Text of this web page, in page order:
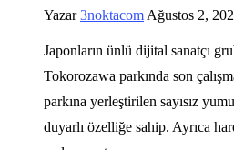
Yazar3noktacom Ağustos 2,
Japonların ünlü dijital sanatçı
Tokorozawa parkında son
parkına yerleştirilen sayısız
duyarlı özelliğe sahip. Ayrıca